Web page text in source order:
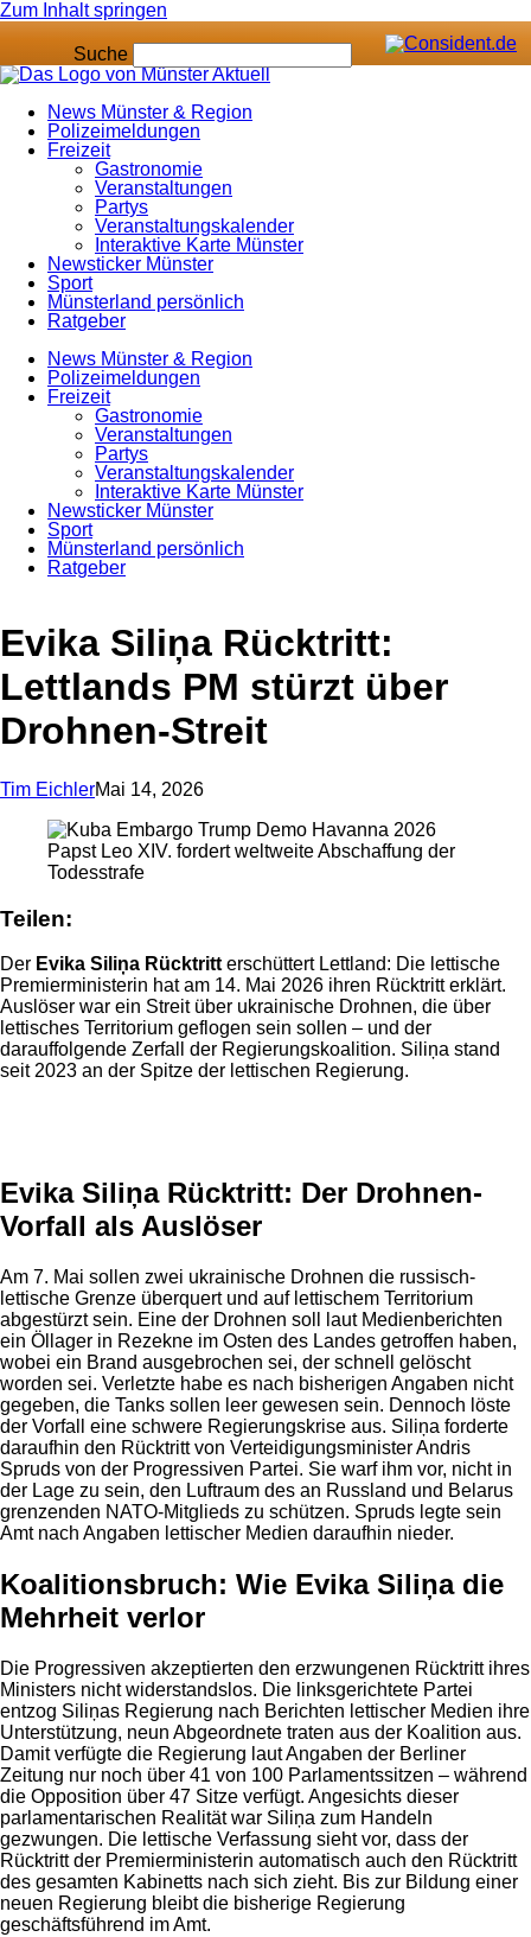
Zum Inhalt springen
Suche
News Münster & Region
Polizeimeldungen
Freizeit
Gastronomie
Veranstaltungen
Partys
Veranstaltungskalender
Interaktive Karte Münster
Newsticker Münster
Sport
Münsterland persönlich
Ratgeber
News Münster & Region
Polizeimeldungen
Freizeit
Gastronomie
Veranstaltungen
Partys
Veranstaltungskalender
Interaktive Karte Münster
Newsticker Münster
Sport
Münsterland persönlich
Ratgeber
Anzeige
Evika Siliņa Rücktritt:
Lettlands PM stürzt über
Drohnen-Streit
Tim EichlerMai 14, 2026
Papst Leo XIV. fordert weltweite Abschaffung der
Todesstrafe
Teilen:
Der Evika Siliņa Rücktritt erschüttert Lettland: Die lettische
Premierministerin hat am 14. Mai 2026 ihren Rücktritt erklärt.
Auslöser war ein Streit über ukrainische Drohnen, die über
lettisches Territorium geflogen sein sollen – und der
darauffolgende Zerfall der Regierungskoalition. Siliņa stand
seit 2023 an der Spitze der lettischen Regierung.
Evika Siliņa Rücktritt: Der Drohnen-
Vorfall als Auslöser
Am 7. Mai sollen zwei ukrainische Drohnen die russisch-
lettische Grenze überquert und auf lettischem Territorium
abgestürzt sein. Eine der Drohnen soll laut Medienberichten
ein Öllager in Rezekne im Osten des Landes getroffen haben,
wobei ein Brand ausgebrochen sei, der schnell gelöscht
worden sei. Verletzte habe es nach bisherigen Angaben nicht
gegeben, die Tanks sollen leer gewesen sein. Dennoch löste
der Vorfall eine schwere Regierungskrise aus. Siliņa forderte
daraufhin den Rücktritt von Verteidigungsminister Andris
Spruds von der Progressiven Partei. Sie warf ihm vor, nicht in
der Lage zu sein, den Luftraum des an Russland und Belarus
grenzenden NATO-Mitglieds zu schützen. Spruds legte sein
Amt nach Angaben lettischer Medien daraufhin nieder.
Koalitionsbruch: Wie Evika Siliņa die
Mehrheit verlor
Die Progressiven akzeptierten den erzwungenen Rücktritt ihres
Ministers nicht widerstandslos. Die linksgerichtete Partei
entzog Siliņas Regierung nach Berichten lettischer Medien ihre
Unterstützung, neun Abgeordnete traten aus der Koalition aus.
Damit verfügte die Regierung laut Angaben der Berliner
Zeitung nur noch über 41 von 100 Parlamentssitzen – während
die Opposition über 47 Sitze verfügt. Angesichts dieser
parlamentarischen Realität war Siliņa zum Handeln
gezwungen. Die lettische Verfassung sieht vor, dass der
Rücktritt der Premierministerin automatisch auch den Rücktritt
des gesamten Kabinetts nach sich zieht. Bis zur Bildung einer
neuen Regierung bleibt die bisherige Regierung
geschäftsführend im Amt.